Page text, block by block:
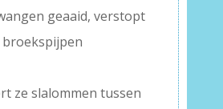
geaaid, verstopt
broekspijpen
ze slalommen tussen